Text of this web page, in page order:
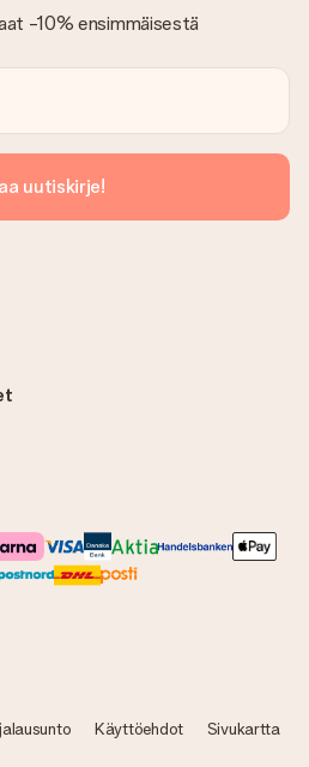
toimitetaan suoraan
siitä todellisen yllätyksen!
-10% ensimmäisestä
uutiskirje!
Käyttöehdot Sivukartta